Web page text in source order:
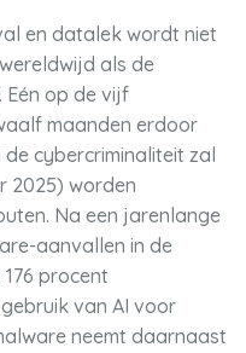
en datalek wordt niet
als de
op de vijf
maanden erdoor
cybercriminaliteit zal
2025) worden
Na een jarenlange
aanvallen in de
procent
van AI voor
neemt daarnaast